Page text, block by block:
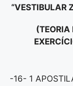
“VESTIBULAR
(TEORIA
-16- 1